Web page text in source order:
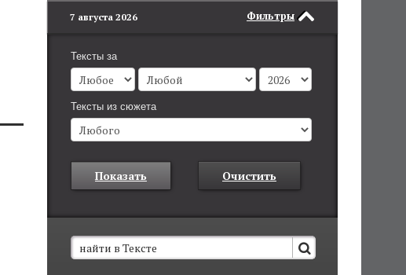
Фильтры
7 августа 2026
Тексты за
Тексты из сюжета
Показать Очистить